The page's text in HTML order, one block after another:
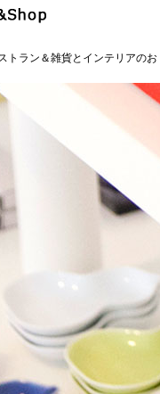
トラン＆雑貨とインテリアのお